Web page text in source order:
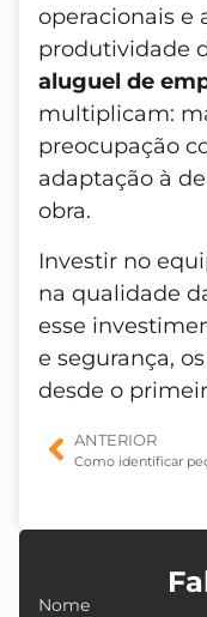
operacionais e
produtividade
aluguel de
multiplicam:
preocupação
adaptação à
obra.
Investir no
na qualidade
esse
e segurança,
desde o
ANTERIOR
Nome